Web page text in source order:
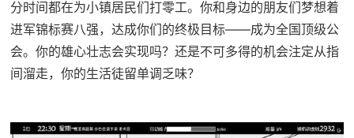
分时间都在为小镇居民们打零工。你和身边的朋友们梦想着
进军锦标赛八强，达成你们的终极目标——成为全国顶级公
会。你的雄心壮志会实现吗？还是不可多得的机会注定从指
间溜走，你的生活徒留单调乏味？